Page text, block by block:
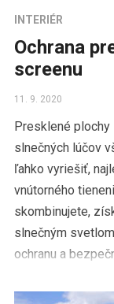
INTERIÉR
Ochrana
screenu
11. 9. 2020
Presklené plochy
slnečných lúčov
ľahko vyriešiť,
vnútorného
skombinujete,
slnečným
ochranu a